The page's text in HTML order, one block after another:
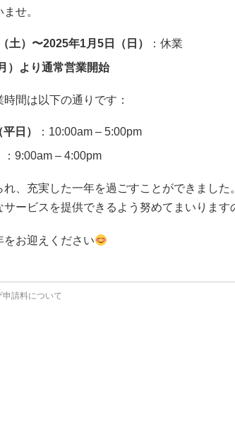
せ。
土）〜2025年1月5日（日）
：休業
）より通常営業開始
間は以下の通りです：
日）
：10:00am – 5:00pm
：9:00am – 4:00pm
、充実した一年を過ごすことができまし
ービスを提供できるよう努めてまいります
をお迎えください
請料について